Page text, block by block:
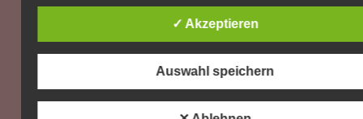
Recht auf Beschwerde bei der zuständigen
Aufsichtsbehörde
Als Betroffener steht Ihnen im Falle eines
der zuständigen Aufsichtsbehörde zu. Zuständige
Aufsichtsbehörde bezüglich datenschutzrechtlicher
✓ Akzeptieren
Auswahl speichern